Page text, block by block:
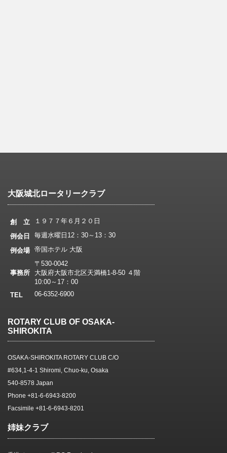
大阪城北ロータリークラブ
創 立
１９７７年６月２０日
例会日
毎週水曜日12：30～13：30
例会場 帝国ホテル 大阪
事務所
〒530-0042
大阪府大阪市北区天満橋1-8-50 ４階
10:00～17：00
TEL
06-6352-6900
ROTARY CLUB OF OSAKA-
SHIROKITA
OSAKA-SHIROKITA ROTARY CLUB C/O
#634,1-4-1 Shiromi, Chuo-ku, Osaka
540-8578 Japan
Phone +81-6-6943-8200
Facsimile +81-6-6943-8201
姉妹クラブ